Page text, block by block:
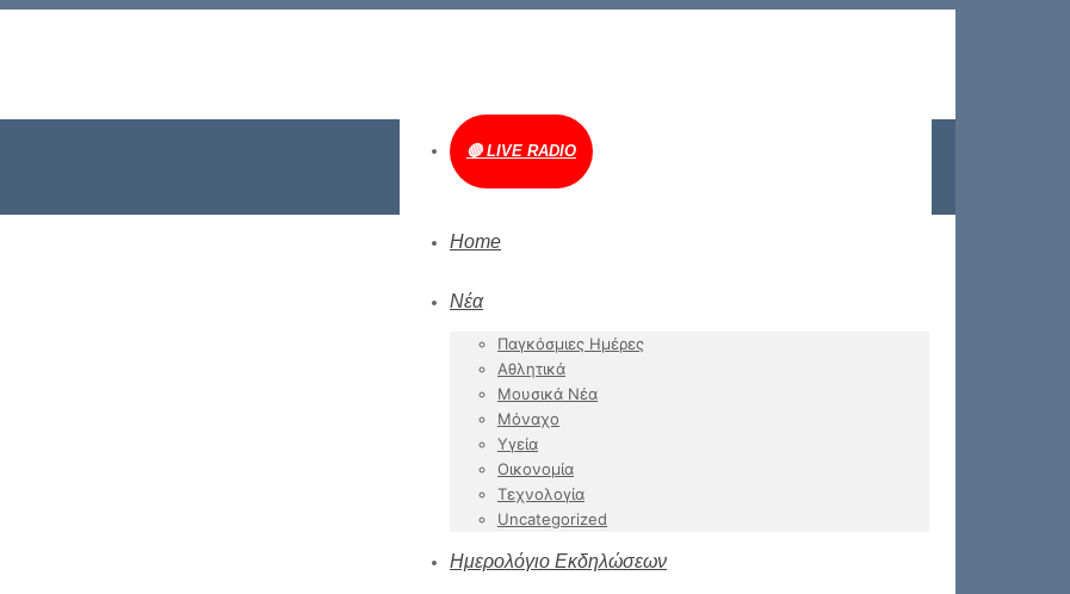
🔴 LIVE RADIO
Home
Νέα
Παγκόσμιες Ημέρες
Αθλητικά
Μουσικά Νέα
Μόναχο
Υγεία
Οικονομία
Τεχνολογία
Uncategorized
Ημερολόγιο Εκδηλώσεων